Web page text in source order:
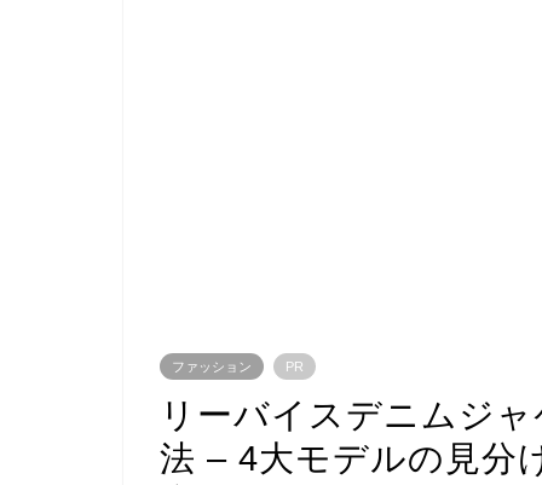
ファッション PR
リーバイスデニムジ
法 – 4大モデルの見分